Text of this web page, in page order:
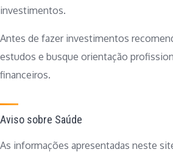
investimentos.
Antes de fazer investimentos
estudos e busque orientação
financeiros.
Aviso sobre Saúde
As informações apresentadas neste